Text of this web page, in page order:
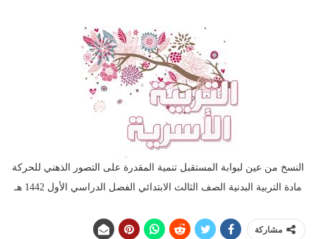
النسخ من عين لبوابة المستقبل تنمية المقدرة على التصور الذهني للحركة
مادة التربية البدنية الصف الثالث الابتدائي الفصل الدراسي الأول 1442 هـ
مشاركة